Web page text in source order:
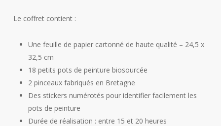
Le coffret contient :
Une feuille de papier cartonné de haute qualité – 24,5 x
32,5 cm
18 petits pots de peinture biosourcée
2 pinceaux fabriqués en Bretagne
Des stickers numérotés pour identifier facilement les
pots de peinture
Durée de réalisation : entre 15 et 20 heures